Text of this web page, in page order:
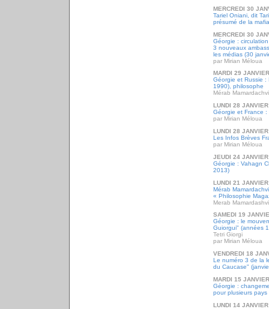
MERCREDI 30
Tariel Oniani, dit
présumé de la
MERCREDI 30
Géorgie :
3 nouveaux
les médias (30
par Mirian Méloua
MARDI 29
Géorgie et Russie :
1990), philosophe
Mérab
LUNDI 28
Géorgie et France :
par Mirian Méloua
LUNDI 28
Les Infos Brèves
par Mirian Méloua
JEUDI 24
Géorgie : Vahagn
2013)
LUNDI 21
Mérab
« Philosophie
Merab
SAMEDI 19
Géorgie : le
Guiorgui" (années
Tetri Giorgi
par Mirian Méloua
VENDREDI 18
Le numéro 3 de la
du Caucase"
MARDI 15
Géorgie :
pour plusieurs pays
LUNDI 14